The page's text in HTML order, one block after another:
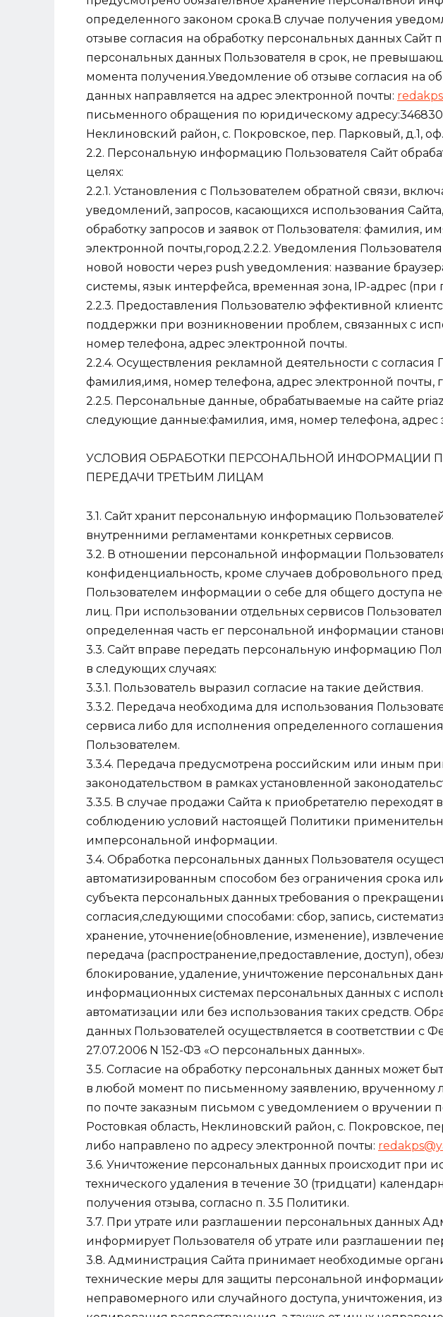
определенного законом срока.В случае получения
отзыве согласия на обработку персональных данных Сайт
персональных данных Пользователя в срок, не
момента получения.Уведомление об отзыве согласия на
данных направляется на адрес электронной почты:
письменного обращения по юридическому адресу:346830,
Неклиновский район, с. Покровское, пер. Парковый, д.1, оф.
2.2. Персональную информацию Пользователя Сайт
целях:
2.2.1. Установления с Пользователем обратной связи,
уведомлений, запросов, касающихся использования Сайта,
обработку запросов и заявок от Пользователя: фамилия,
электронной почты,город.2.2.2. Уведомления
новой новости через push уведомления: название
системы, язык интерфейса, временная зона, IP-адрес
2.2.3. Предоставления Пользователю эффективной
поддержки при возникновении проблем, связанных с
номер телефона, адрес электронной почты.
2.2.4. Осуществления рекламной деятельности с согласия
фамилия,имя, номер телефона, адрес электронной почты,
2.2.5. Персональные данные, обрабатываемые на сайте
следующие данные:фамилия, имя, номер телефона, адрес
УСЛОВИЯ ОБРАБОТКИ ПЕРСОНАЛЬНОЙ ИНФОРМАЦИИ
ПЕРЕДАЧИ ТРЕТЬИМ ЛИЦАМ
3.1. Сайт хранит персональную информацию
внутренними регламентами конкретных сервисов.
3.2. В отношении персональной информации
конфиденциальность, кроме случаев добровольного
Пользователем информации о себе для общего доступа
лиц. При использовании отдельных сервисов
определенная часть ег персональной информации
3.3. Сайт вправе передать персональную информацию
в следующих случаях:
3.3.1. Пользователь выразил согласие на такие действия.
3.3.2. Передача необходима для использования
сервиса либо для исполнения определенного
Пользователем.
3.3.4. Передача предусмотрена российским или иным
законодательством в рамках установленной
3.3.5. В случае продажи Сайта к приобретателю переходят
соблюдению условий настоящей Политики
имперсональной информации.
3.4. Обработка персональных данных Пользователя
автоматизированным способом без ограничения срока
субъекта персональных данных требования о
согласия,следующими способами: сбор, запись,
хранение, уточнение(обновление, изменение),
передача (распространение,предоставление, доступ),
блокирование, удаление, уничтожение персональных
информационных системах персональных данных с
автоматизации или без использования таких средств.
данных Пользователей осуществляется в соответствии с
27.07.2006 N 152-ФЗ «О персональных данных».
3.5. Согласие на обработку персональных данных может
в любой момент по письменному заявлению, врученному
по почте заказным письмом с уведомлением о вручении
Ростовкая область, Неклиновский район, с. Покровское,
либо направлено по адресу электронной почты:
3.6. Уничтожение персональных данных происходит при
технического удаления в течение 30 (тридцати)
получения отзыва, согласно п. 3.5 Политики.
3.7. При утрате или разглашении персональных данных
информирует Пользователя об утрате или разглашении
3.8. Администрация Сайта принимает необходимые
технические меры для защиты персональной информации
неправомерного или случайного доступа, уничтожения,